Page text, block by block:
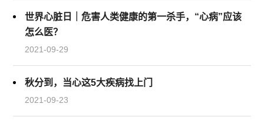
世界心脏日｜危害人类健康的第一杀手，“心病”应该
怎么医？
2021-09-29
秋分到，当心这5大疾病找上门
2021-09-23